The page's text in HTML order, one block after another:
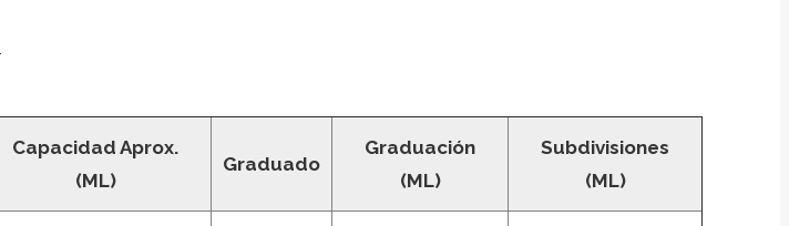
Capacidad Aprox.
(ML)
Graduado
Graduación
(ML)
Subdivisiones
(ML)